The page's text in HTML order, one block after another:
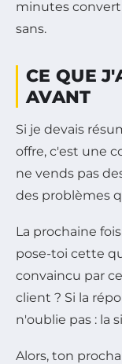
minutes
sans.
CE QUE
AVANT
Si je devais
offre, c'est une
ne vends pas
des problèmes
La prochaine
pose-toi cette
convaincu par
client ? Si la
n'oublie pas : la
Alors, ton